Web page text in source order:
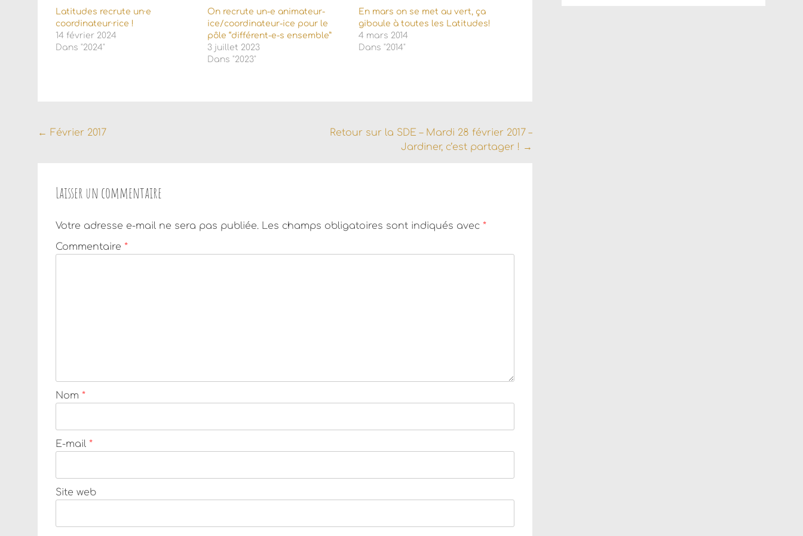
Latitudes recrute un·e
coordinateur·rice !
14 février 2024
Dans "2024"
On recrute un-e animateur-
ice/coordinateur-ice pour le
pôle “différent-e-s ensemble”
3 juillet 2023
Dans "2023"
En mars on se met au vert, ça
giboule à toutes les Latitudes!
4 mars 2014
Dans "2014"
Navigation
← Février 2017
Retour sur la SDE – Mardi 28 février 2017 –
Jardiner, c’est partager ! →
Laisser un commentaire
Votre adresse e-mail ne sera pas publiée. Les champs obligatoires sont indiqués avec *
Commentaire *
Nom *
E-mail *
Site web